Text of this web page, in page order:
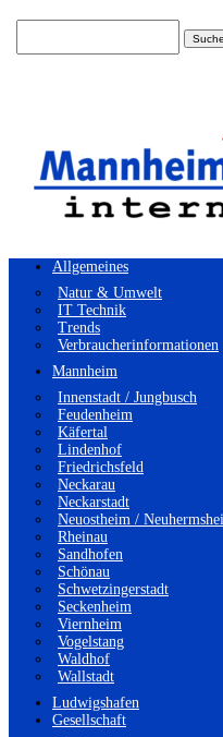
Allgemeines
Natur & Umwelt
IT Technik
Trends
Verbraucherinformationen
Mannheim
Innenstadt / Jungbusch
Feudenheim
Käfertal
Lindenhof
Friedrichsfeld
Neckarau
Neckarstadt
Neuostheim /
Rheinau
Sandhofen
Schönau
Schwetzingerstadt
Seckenheim
Viernheim
Vogelstang
Waldhof
Wallstadt
Ludwigshafen
Gesellschaft